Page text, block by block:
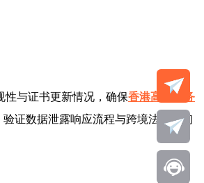
性与证书更新情况，确保香港高防服务
证数据泄露响应流程与跨境法律咨询